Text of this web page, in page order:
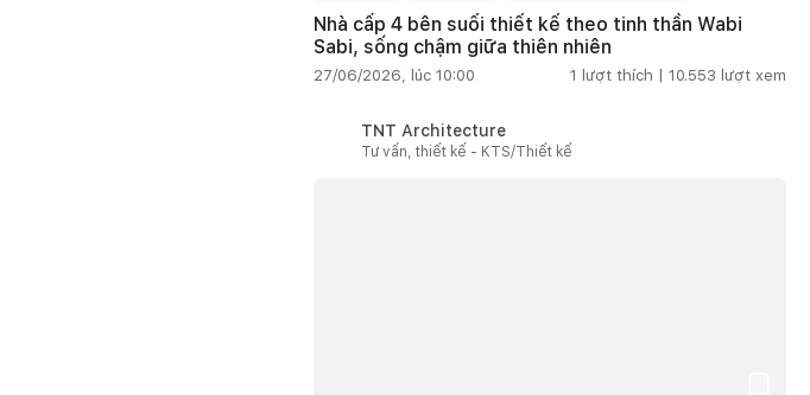
Nhà cấp 4 bên suối thiết kế theo tinh thần Wabi
Sabi, sống chậm giữa thiên nhiên
27/06/2026, lúc 10:00 1 lượt thích | 10.553 lượt xem
TNT Architecture
Tư vấn, thiết kế - KTS/Thiết kế